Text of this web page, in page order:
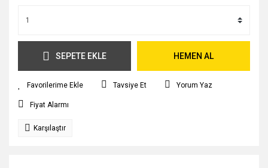
SEPETE EKLE HEMEN AL
Tavsiye Et Yorum Yaz
Fiyat Alarmı
Karşılaştır